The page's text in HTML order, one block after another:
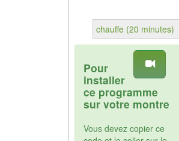
Tests
Parcours &
Outils & Réseaux
chauffe (20 minutes)
Pour
installer
ce programme
sur votre montre
Vous devez copier ce